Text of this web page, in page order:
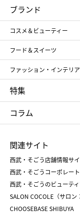
コスメ＆ビューティー
ギフト
メンズ
スポーツ・アウトドア
お中元
ブランド
コスメ＆ビューティー
SHISEIDO
ポール&ジョー ボーテ
NARS
RMK
クリニーク
フード＆スイーツ
アンリ・シャルパンティエ
ゴディバ
たねや
ねんりん家
ファッション・インテリア
ポロ ラルフ ローレン
タケオ キクチ
シュタイフ
特集
お中元
ひな人形
父の日
クリスマスケーキ
ホワイトデー
コラム
菓子折り
和菓子
人気のギフト
バレンタイン
おせち
関連サイト
西武・そごう店舗情報サ
西武・そごうコーポレー
西武・そごうのビューテ
SALON COCOLE（サロン
CHOOSEBASE SHIBUYA